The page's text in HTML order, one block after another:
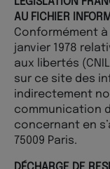
AU FICHIER
Conformément à
janvier 1978
aux libertés
sur ce site des
indirectement
communication
concernant en
75009 Paris.